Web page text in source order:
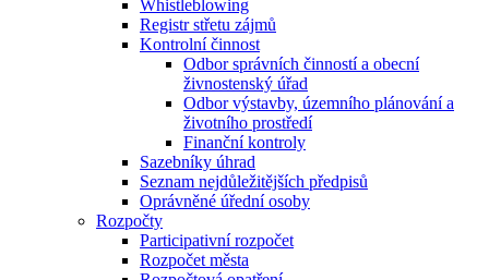
Whistleblowing
Registr střetu zájmů
Kontrolní činnost
Odbor správních činností a obecní
živnostenský úřad
Odbor výstavby, územního plánování a
životního prostředí
Finanční kontroly
Sazebníky úhrad
Seznam nejdůležitějších předpisů
Oprávněné úřední osoby
Rozpočty
Participativní rozpočet
Rozpočet města